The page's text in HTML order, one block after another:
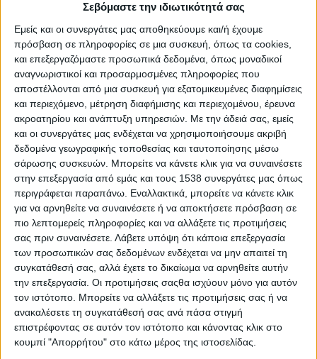
Σεβόμαστε την ιδιωτικότητά σας
Εμείς και οι συνεργάτες μας αποθηκεύουμε και/ή έχουμε
πρόσβαση σε πληροφορίες σε μια συσκευή, όπως τα cookies,
και επεξεργαζόμαστε προσωπικά δεδομένα, όπως μοναδικοί
αναγνωριστικοί και προσαρμοσμένες πληροφορίες που
αποστέλλονται από μια συσκευή για εξατομικευμένες διαφημίσεις
και περιεχόμενο, μέτρηση διαφήμισης και περιεχομένου, έρευνα
ακροατηρίου και ανάπτυξη υπηρεσιών. Με την άδειά σας, εμείς
και οι συνεργάτες μας ενδέχεται να χρησιμοποιήσουμε ακριβή
δεδομένα γεωγραφικής τοποθεσίας και ταυτοποίησης μέσω
σάρωσης συσκευών. Μπορείτε να κάνετε κλικ για να συναινέσετε
στην επεξεργασία από εμάς και τους 1538 συνεργάτες μας όπως
περιγράφεται παραπάνω. Εναλλακτικά, μπορείτε να κάνετε κλικ
για να αρνηθείτε να συναινέσετε ή να αποκτήσετε πρόσβαση σε
πιο λεπτομερείς πληροφορίες και να αλλάξετε τις προτιμήσεις
σας πριν συναινέσετε. Λάβετε υπόψη ότι κάποια επεξεργασία
των προσωπικών σας δεδομένων ενδέχεται να μην απαιτεί τη
συγκατάθεσή σας, αλλά έχετε το δικαίωμα να αρνηθείτε αυτήν
την επεξεργασία. Οι προτιμήσεις σαςθα ισχύουν μόνο για αυτόν
τον ιστότοπο. Μπορείτε να αλλάξετε τις προτιμήσεις σας ή να
ανακαλέσετε τη συγκατάθεσή σας ανά πάσα στιγμή
επιστρέφοντας σε αυτόν τον ιστότοπο και κάνοντας κλικ στο
κουμπί "Απορρήτου" στο κάτω μέρος της ιστοσελίδας.
Βοηθούν μικρούς παραγωγούς να πουλήσουν τα προϊόντα
τους, αλλά και ανθρώπους που έχουν ανάγκη από τρόφιμα,
μέσα από τη δημιουργία ενός καινοτόμου δικτύου. Η Wise
Greece είναι μια νεοφυής επιχείρηση (start-up) που βρήκε τον
τρόπο να παρέχει σταθερή χρηματοδότηση σε ιδρύματα που
έχουν ανάγκη, ενισχύοντας συγχρόνως το εισόδημα των
μικρών παραγωγών. Όπως εξήγησε η ιδρύτρια της επιχείρησης
Μελίνα Ταπραντζή, «συνεργαζόμαστε με 100 μικρούς
παραγωγούς απ’ όλη την Ελλάδα που παράγουν προϊόντα
διατροφής και τα διοχετεύουμε σε αγορές του εσωτερικού και
του εξωτερικού. Το κέρδος μας μετατρέπεται σε τρόφιμα για
ορφανοτροφεία, κοινωνικά παντοπωλεία συσσίτια
κ.λπ.». Διαβάστε περισσότερες πληροφορίες εδώ:
https://goo.gl/UVybsc.
ΓΣΕΕ: Τι ισχύει για την άδεια σχολικής παρακολούθησης
(https://goo.gl/uAn5av)